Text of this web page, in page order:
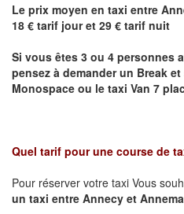
Le prix moyen en taxi entre
18 € tarif jour et 29 € tarif nuit
Si vous êtes 3 ou 4 personnes
pensez à demander un Break
Monospace ou le taxi Van 7
Quel tarif pour une course de
Pour réserver votre taxi Vous
un taxi entre Annecy et